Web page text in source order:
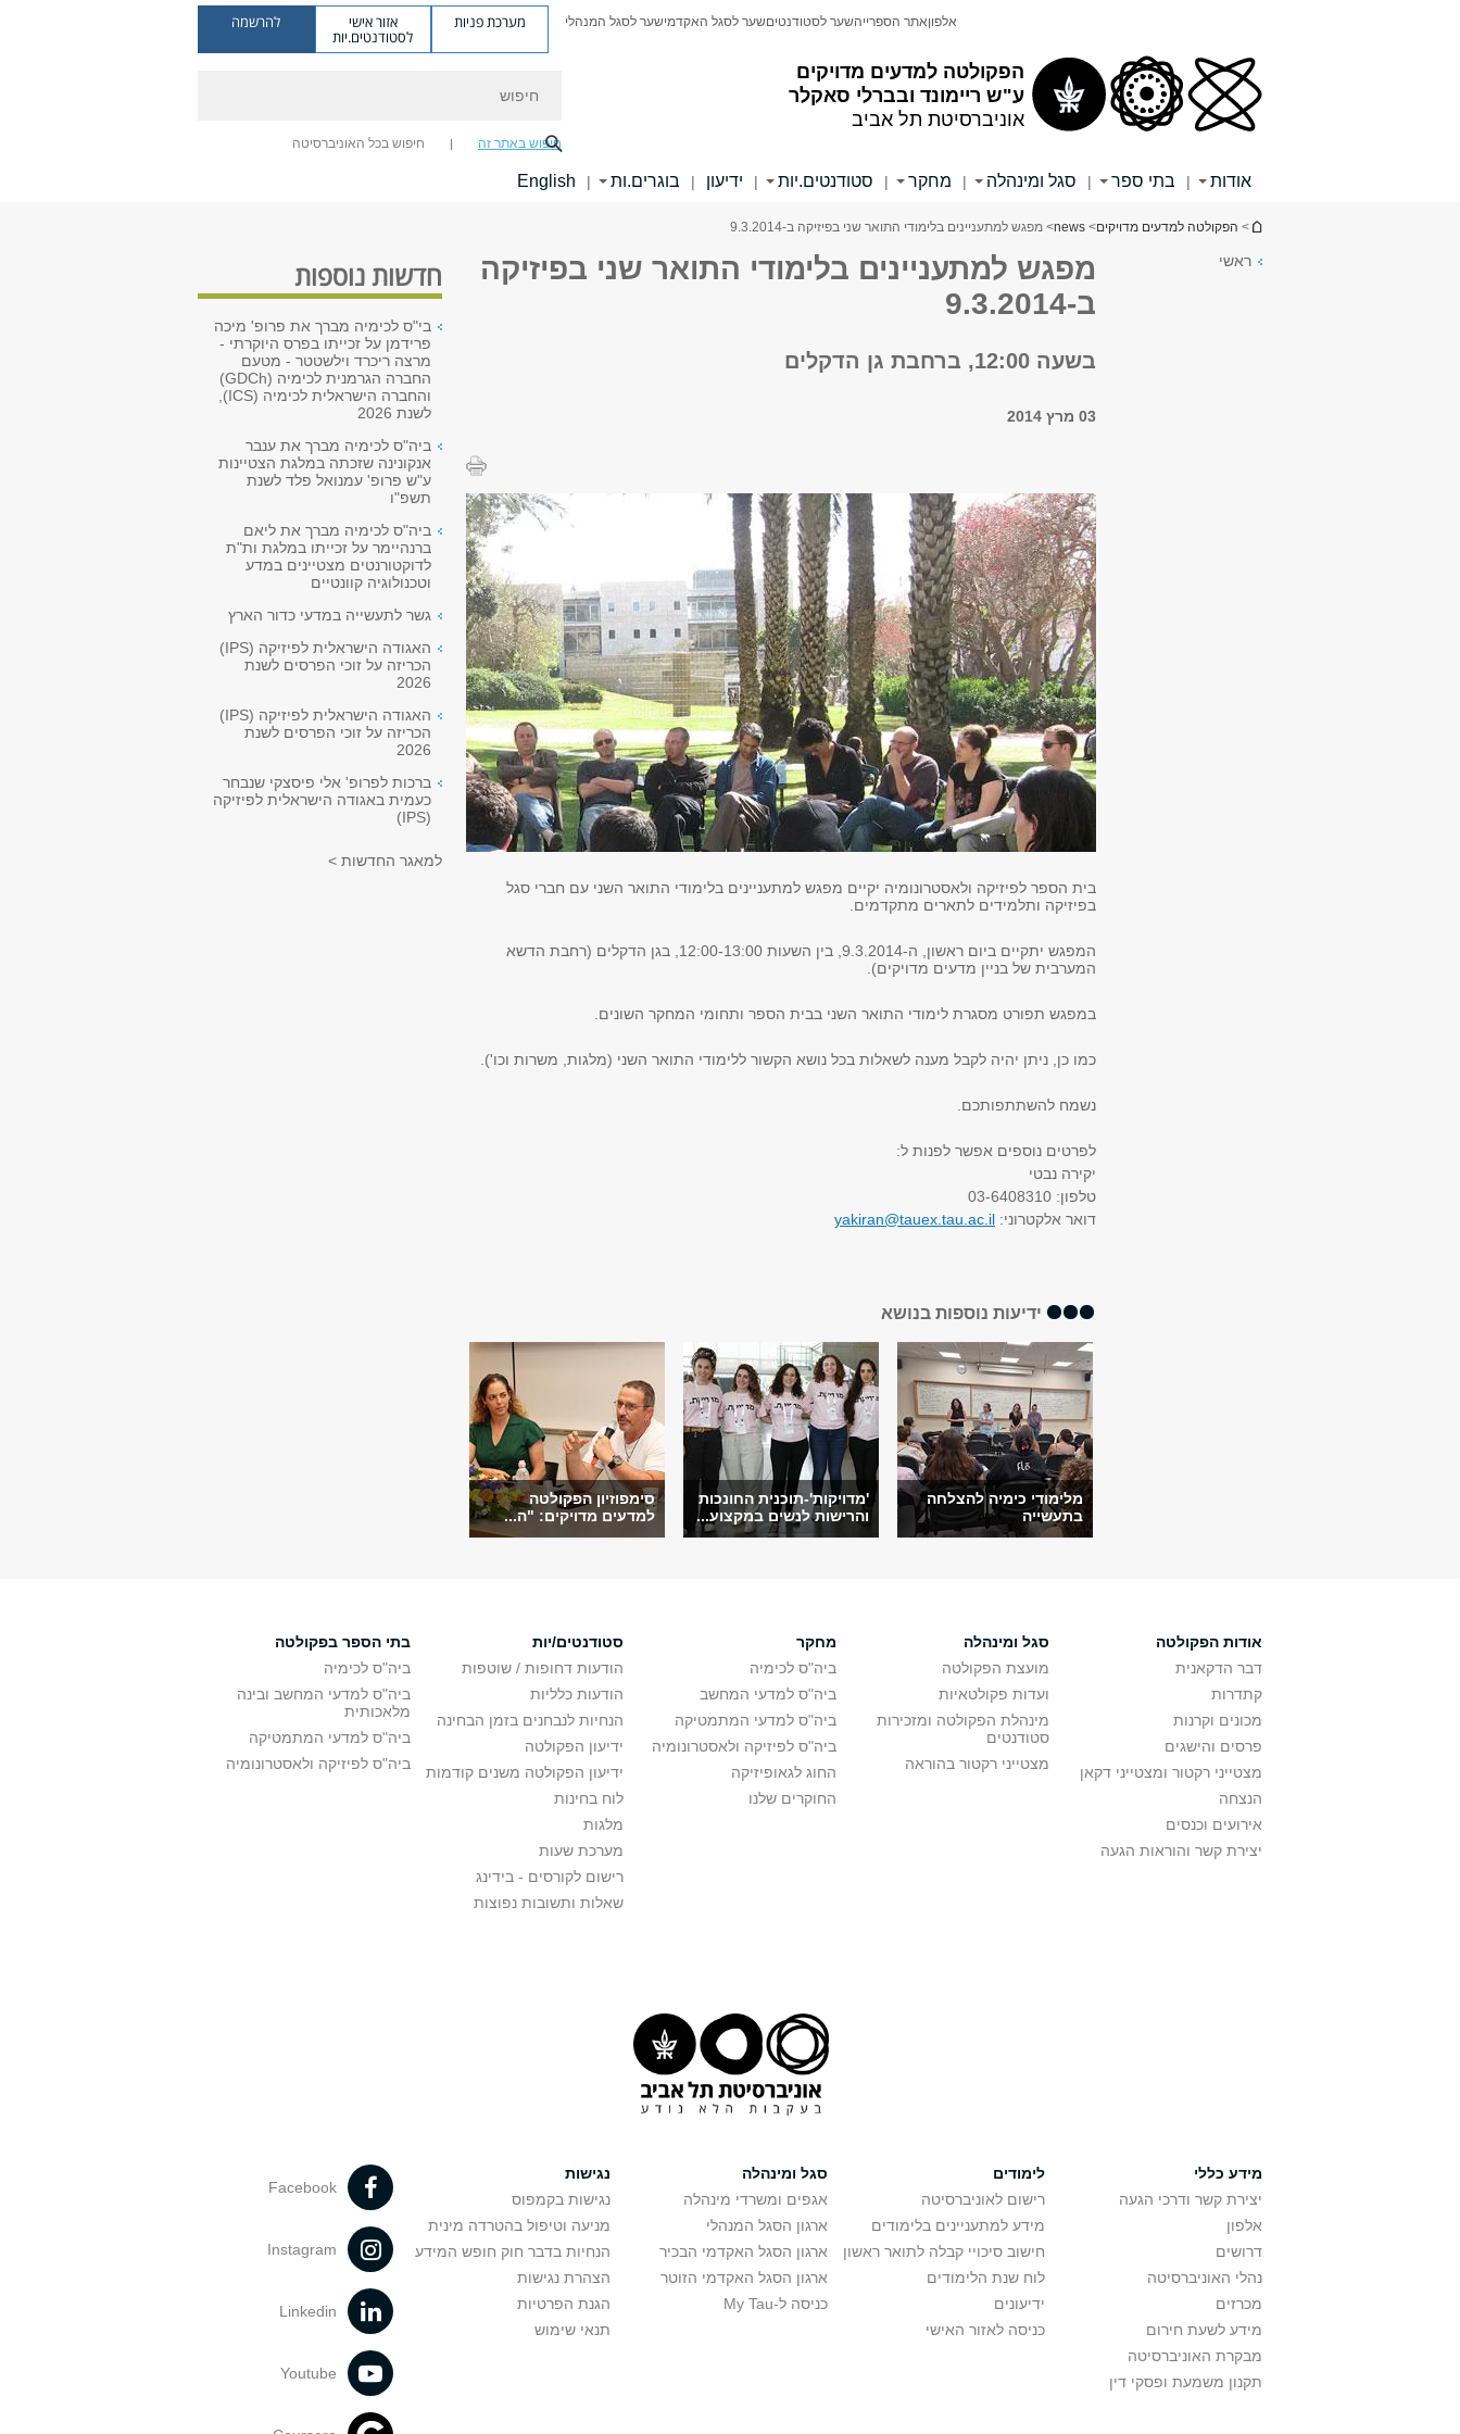
הפקולטה למדעים מדויקים
ע"ש ריימונד ובברלי סאקלר
אוניברסיטת תל אביב
אלפוןאתר הספרייהשער לסטודנטיםשער לסגל האקדמישער לסגל המנהלי מערכת פניות אזור אישי
לסטודנטים.יות
להרשמה
חיפוש באתר זה חיפוש בכל האוניברסיטה
אודות | בתי ספר | סגל ומינהלה | מחקר | סטודנטים.יות | ידיעון | בוגרים.ות |
English
הינך נמצא כאן
> הפקולטה למדעים מדויקים>
news> מפגש למתעניינים בלימודי התואר שני בפיזיקה ב-9.3.2014
ראשי
מפגש למתעניינים בלימודי התואר שני בפיזיקה
ב-9.3.2014
בשעה 12:00, ברחבת גן הדקלים
03 מרץ 2014
בית הספר לפיזיקה ולאסטרונומיה יקיים מפגש למתעניינים בלימודי התואר השני עם חברי סגל
בפיזיקה ותלמידים לתארים מתקדמים.
המפגש יתקיים ביום ראשון, ה-9.3.2014, בין השעות 12:00-13:00, בגן הדקלים (רחבת הדשא
המערבית של בניין מדעים מדויקים).
במפגש תפורט מסגרת לימודי התואר השני בבית הספר ותחומי המחקר השונים.
כמו כן, ניתן יהיה לקבל מענה לשאלות בכל נושא הקשור ללימודי התואר השני (מלגות, משרות וכו').
נשמח להשתתפותכם.
לפרטים נוספים אפשר לפנות ל:
יקירה נבטי
טלפון: 03-6408310
דואר אלקטרוני: yakiran@tauex.tau.ac.il
ידיעות נוספות בנושא
מלימודי כימיה להצלחה
בתעשייה
'מדויקות'-תוכנית החונכות
והרישות לנשים במקצוע...
סימפוזיון הפקולטה
למדעים מדויקים: "ה...
חדשות נוספות
בי"ס לכימיה מברך את פרופ' מיכה
פרידמן על זכייתו בפרס היוקרתי -
מרצה ריכרד וילשטטר - מטעם
החברה הגרמנית לכימיה (GDCh)
והחברה הישראלית לכימיה (ICS),
לשנת 2026
ביה"ס לכימיה מברך את ענבר
אנקונינה שזכתה במלגת הצטיינות
ע"ש פרופ' עמנואל פלד לשנת
תשפ"ו
ביה"ס לכימיה מברך את ליאם
ברנהיימר על זכייתו במלגת ות"ת
לדוקטורנטים מצטיינים במדע
וטכנולוגיה קוונטיים
גשר לתעשייה במדעי כדור הארץ
האגודה הישראלית לפיזיקה (IPS)
הכריזה על זוכי הפרסים לשנת
2026
האגודה הישראלית לפיזיקה (IPS)
הכריזה על זוכי הפרסים לשנת
2026
ברכות לפרופ' אלי פיסצקי שנבחר
כעמית באגודה הישראלית לפיזיקה
(IPS)
למאגר החדשות >
אודות הפקולטה
דבר הדקאנית
קתדרות
מכונים וקרנות
פרסים והישגים
מצטייני רקטור ומצטייני דקאן
הנצחה
אירועים וכנסים
יצירת קשר והוראות הגעה
סגל ומינהלה
מועצת הפקולטה
ועדות פקולטאיות
מינהלת הפקולטה ומזכירות
סטודנטים
מצטייני רקטור בהוראה
מחקר
ביה"ס לכימיה
ביה"ס למדעי המחשב
ביה"ס למדעי המתמטיקה
ביה"ס לפיזיקה ולאסטרונומיה
החוג לגאופיזיקה
החוקרים שלנו
סטודנטים/יות
הודעות דחופות / שוטפות
הודעות כלליות
הנחיות לנבחנים בזמן הבחינה
ידיעון הפקולטה
ידיעון הפקולטה משנים קודמות
לוח בחינות
מלגות
מערכת שעות
רישום לקורסים - בידינג
שאלות ותשובות נפוצות
בתי הספר בפקולטה
ביה"ס לכימיה
ביה"ס למדעי המחשב ובינה
מלאכותית
ביה"ס למדעי המתמטיקה
ביה"ס לפיזיקה ולאסטרונומיה
מידע כללי
יצירת קשר ודרכי הגעה
אלפון
דרושים
נהלי האוניברסיטה
מכרזים
מידע לשעת חירום
מבקרת האוניברסיטה
תקנון משמעת ופסקי דין
לימודים
רישום לאוניברסיטה
מידע למתעניינים בלימודים
חישוב סיכויי קבלה לתואר ראשון
לוח שנת הלימודים
ידיעונים
כניסה לאזור האישי
סגל ומינהלה
אגפים ומשרדי מינהלה
ארגון הסגל המנהלי
ארגון הסגל האקדמי הבכיר
ארגון הסגל האקדמי הזוטר
כניסה ל-My Tau
נגישות
נגישות בקמפוס
מניעה וטיפול בהטרדה מינית
הנחיות בדבר חוק חופש המידע
הצהרת נגישות
הגנת הפרטיות
תנאי שימוש
Facebook
Instagram
Linkedin
Youtube